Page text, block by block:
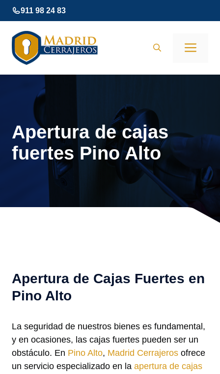
Saltar
al
contenido
911 98 24 83
Apertura de cajas
fuertes Pino Alto
Apertura de Cajas Fuertes en
Pino Alto
La seguridad de nuestros bienes es fundamental,
y en ocasiones, las cajas fuertes pueden ser un
obstáculo. En Pino Alto, Madrid Cerrajeros ofrece
un servicio especializado en la apertura de cajas